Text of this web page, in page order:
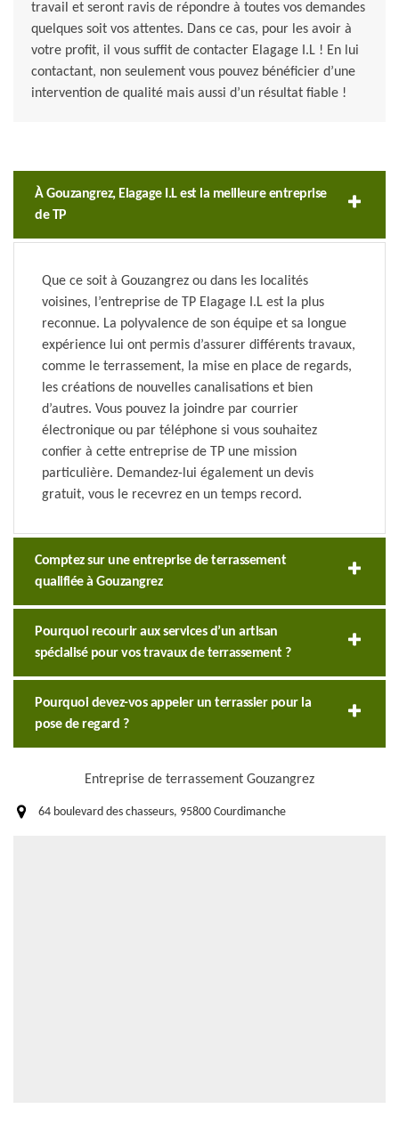
travail et seront ravis de répondre à toutes vos demandes
quelques soit vos attentes. Dans ce cas, pour les avoir à
votre profit, il vous suffit de contacter Elagage I.L ! En lui
contactant, non seulement vous pouvez bénéficier d’une
intervention de qualité mais aussi d’un résultat fiable !
À Gouzangrez, Elagage I.L est la meilleure entreprise
de TP
Que ce soit à Gouzangrez ou dans les localités
voisines, l’entreprise de TP Elagage I.L est la plus
reconnue. La polyvalence de son équipe et sa longue
expérience lui ont permis d’assurer différents travaux,
comme le terrassement, la mise en place de regards,
les créations de nouvelles canalisations et bien
d’autres. Vous pouvez la joindre par courrier
électronique ou par téléphone si vous souhaitez
confier à cette entreprise de TP une mission
particulière. Demandez-lui également un devis
gratuit, vous le recevrez en un temps record.
Comptez sur une entreprise de terrassement
qualifiée à Gouzangrez
Pourquoi recourir aux services d’un artisan
spécialisé pour vos travaux de terrassement ?
Pourquoi devez-vos appeler un terrassier pour la
pose de regard ?
Entreprise de terrassement Gouzangrez
64 boulevard des chasseurs, 95800 Courdimanche